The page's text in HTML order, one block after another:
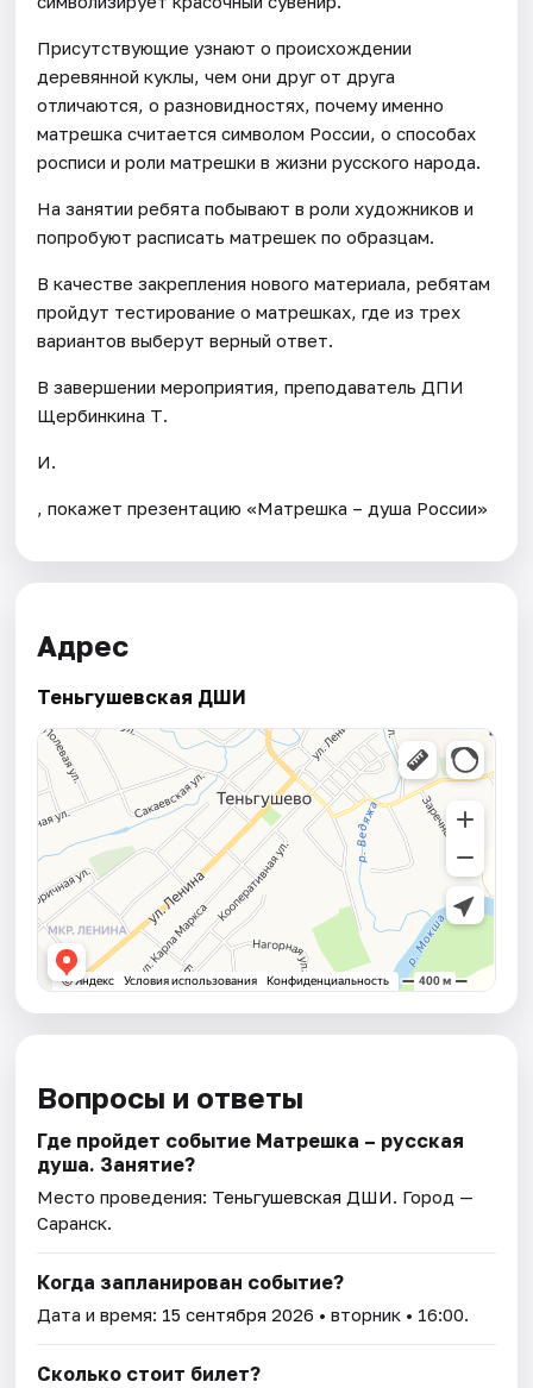
Присутствующие узнают о происхождении
деревянной куклы, чем они друг от друга
отличаются, о разновидностях, почему именно
матрешка считается символом России, о способах
росписи и роли матрешки в жизни русского народа.
На занятии ребята побывают в роли художников и
попробуют расписать матрешек по образцам.
В качестве закрепления нового материала, ребятам
пройдут тестирование о матрешках, где из трех
вариантов выберут верный ответ.
В завершении мероприятия, преподаватель ДПИ
Щербинкина Т.
И.
, покажет презентацию «Матрешка – душа России»
Адрес
Теньгушевская ДШИ
Вопросы и ответы
Где пройдет событие Матрешка – русская
душа. Занятие?
Место проведения: Теньгушевская ДШИ. Город —
Саранск.
Когда запланирован событие?
Дата и время: 15 сентября 2026 • вторник • 16:00.
Сколько стоит билет?